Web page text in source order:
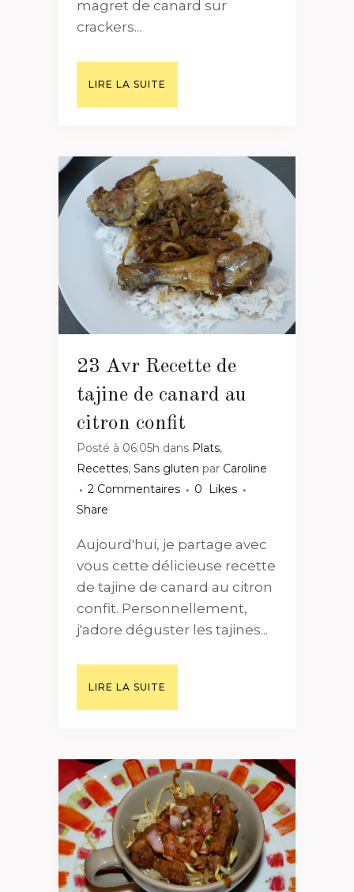
magret de canard sur
crackers...
LIRE LA SUITE
23 Avr Recette de
tajine de canard au
citron confit
Posté à 06:05h dans Plats,
Recettes, Sans gluten par Caroline
2 Commentaires
0
Likes
Share
Aujourd'hui, je partage avec
vous cette délicieuse recette
de tajine de canard au citron
confit. Personnellement,
j'adore déguster les tajines...
LIRE LA SUITE